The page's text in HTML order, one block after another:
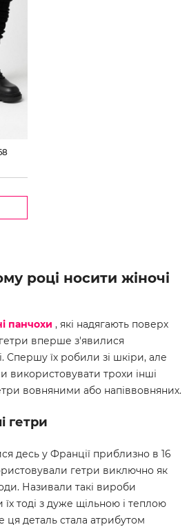
році носити жіночі
панчохи , які надягають поверх
гетри вперше з'явилися
Спершу їх робили зі шкіри, але
використовувати трохи інші
вовняними або напіввовняних.
гетри
десь у Франції приблизно в 16
гетри виключно як
Називали такі вироби
їх тоді з дуже щільною і теплою
ця деталь стала атрибутом